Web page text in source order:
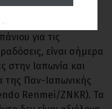
Τακάτζι (1896–
1,20 μέτρων
για τις
είναι σήμερα
στην Ιαπωνία και
της Παν-Ιαπωνικής
Renmei/ZNKR). Τα